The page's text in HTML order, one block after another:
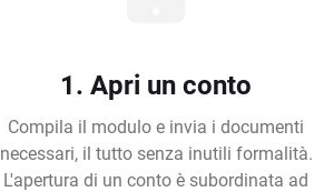
1. Apri un conto
Compila il modulo e invia i documenti
necessari, il tutto senza inutili formalità.
L'apertura di un conto è subordinata ad